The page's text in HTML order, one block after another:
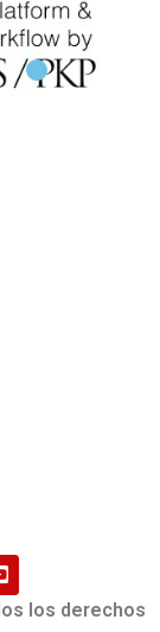
los derechos